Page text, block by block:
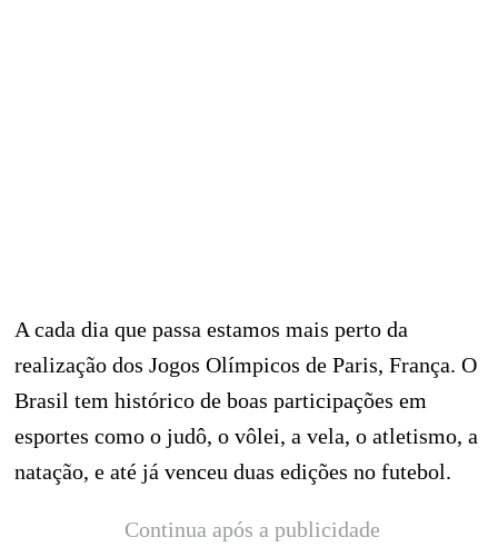
A cada dia que passa estamos mais perto da
realização dos Jogos Olímpicos de Paris, França. O
Brasil tem histórico de boas participações em
esportes como o judô, o vôlei, a vela, o atletismo, a
natação, e até já venceu duas edições no futebol.
Continua após a publicidade